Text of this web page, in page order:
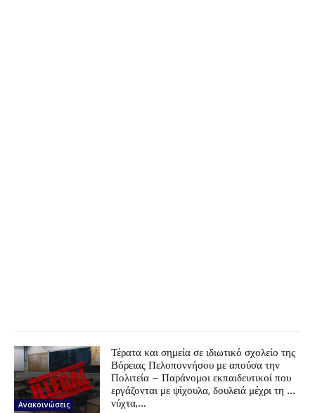
Ανακοινώσεις
Τέρατα και σημεία σε ιδιωτικό σχολείο της
Βόρειας Πελοποννήσου με απούσα την
Πολιτεία – Παράνομοι εκπαιδευτικοί που
εργάζονται με ψίχουλα, δουλειά μέχρι τη …
νύχτα,...